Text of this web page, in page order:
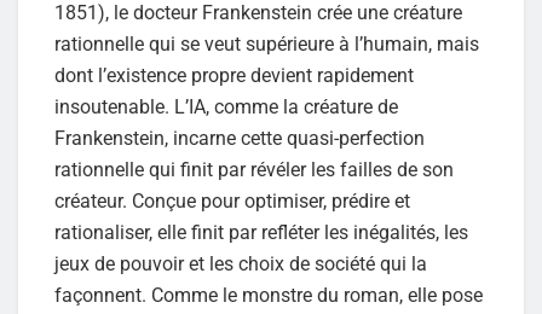
1851), le docteur Frankenstein crée une créature
rationnelle qui se veut supérieure à l’humain, mais
dont l’existence propre devient rapidement
insoutenable. L’IA, comme la créature de
Frankenstein, incarne cette quasi-perfection
rationnelle qui finit par révéler les failles de son
créateur. Conçue pour optimiser, prédire et
rationaliser, elle finit par refléter les inégalités, les
jeux de pouvoir et les choix de société qui la
façonnent. Comme le monstre du roman, elle pose